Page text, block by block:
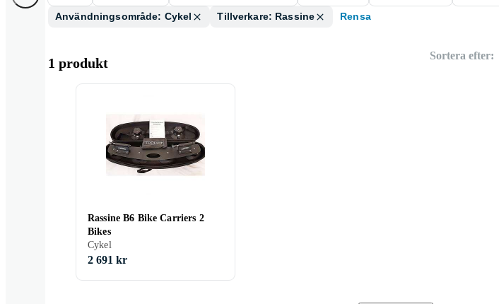
Användningsområde: Cykel
Tillverkare: Rassine Rensa
1 produkt Sortera efter:
Rassine B6 Bike Carriers 2
Bikes
Cykel
2 691 kr